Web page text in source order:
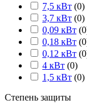
7,5 кВт (0)
3,7 кВт (0)
0,09 кВт (0
0,18 кВт (0
0,12 кВт (0
4 кВт (0)
1,5 кВт (0)
Степень защиты